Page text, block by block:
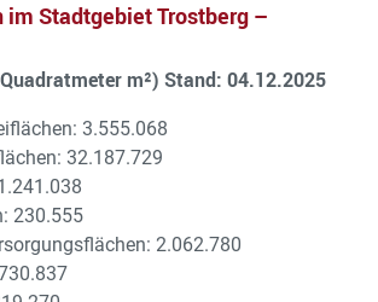
im Stadtgebiet Trostberg –
m²) Stand: 04.12.2025
3.555.068
32.187.729
230.555
2.062.780